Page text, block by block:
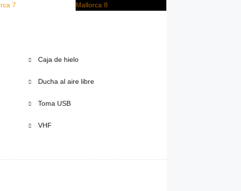
Caja de hielo
Ducha al aire libre
Toma USB
VHF